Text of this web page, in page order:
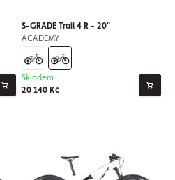
S-GRADE Trail 4 R - 20"
ACADEMY
20 140 Kč
Skladem